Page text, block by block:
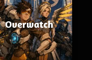
Overwatch